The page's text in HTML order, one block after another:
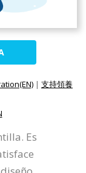
| 支持領養
Es